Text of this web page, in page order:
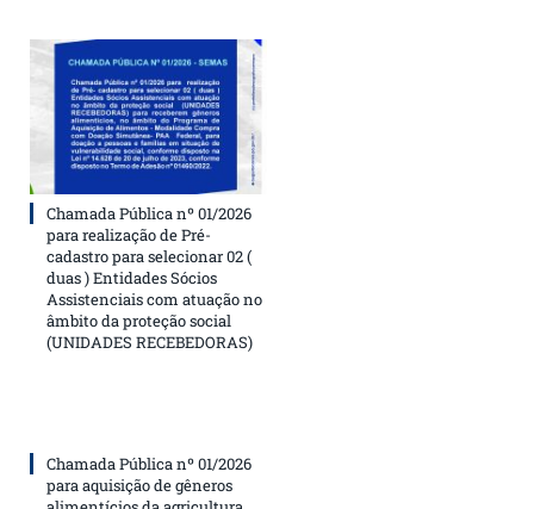
Chamada Pública nº 01/2026
para realização de Pré-
cadastro para selecionar 02 (
duas ) Entidades Sócios
Assistenciais com atuação no
âmbito da proteção social
(UNIDADES RECEBEDORAS)
Chamada Pública nº 01/2026
para aquisição de gêneros